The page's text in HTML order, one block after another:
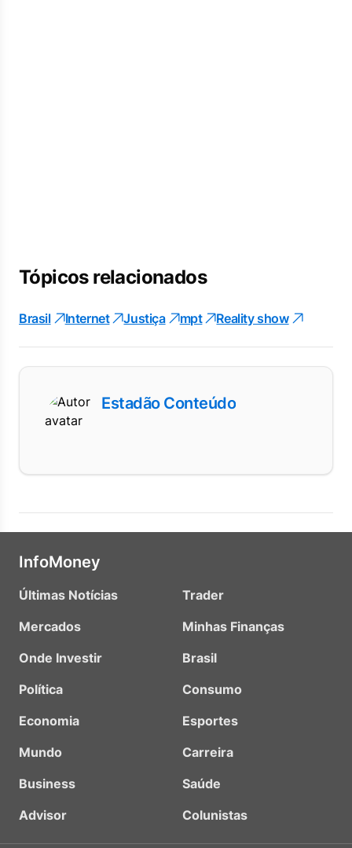
Tópicos relacionados
Brasil Internet Justiça mpt Reality show
Estadão Conteúdo
InfoMoney
Últimas Notícias
Mercados
Onde Investir
Política
Economia
Mundo
Business
Advisor
Trader
Minhas Finanças
Brasil
Consumo
Esportes
Carreira
Saúde
Colunistas